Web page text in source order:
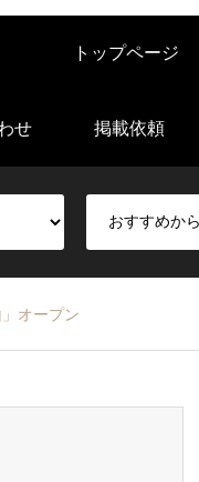
トップページ
せ 掲載依頼
オープン